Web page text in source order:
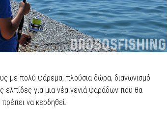
με πολύ ψάρεμα, πλούσια δώρα, διαγωνισμό
ελπίδες για μια νέα γενιά ψαράδων που θα
να κερδηθεί.